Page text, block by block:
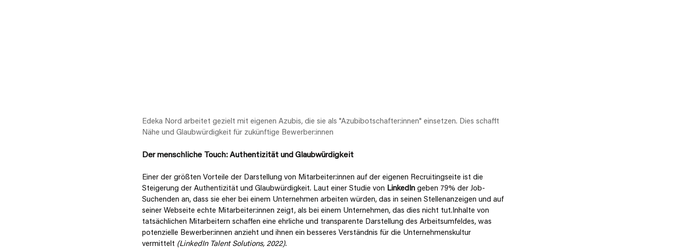
Edeka Nord arbeitet gezielt mit eigenen Azubis, die sie als "Azubibotschafter:innen" einsetzen. Dies schafft
Nähe und Glaubwürdigkeit für zukünftige Bewerber:innen
Der menschliche Touch: Authentizität und Glaubwürdigkeit
Einer der größten Vorteile der Darstellung von Mitarbeiter:innen auf der eigenen Recruitingseite ist die
Steigerung der Authentizität und Glaubwürdigkeit. Laut einer Studie von LinkedIn geben 79% der Job-
Suchenden an, dass sie eher bei einem Unternehmen arbeiten würden, das in seinen Stellenanzeigen und auf
seiner Webseite echte Mitarbeiter:innen zeigt, als bei einem Unternehmen, das dies nicht tut.Inhalte von
tatsächlichen Mitarbeitern schaffen eine ehrliche und transparente Darstellung des Arbeitsumfeldes, was
potenzielle Bewerber:innen anzieht und ihnen ein besseres Verständnis für die Unternehmenskultur
vermittelt (LinkedIn Talent Solutions, 2022).